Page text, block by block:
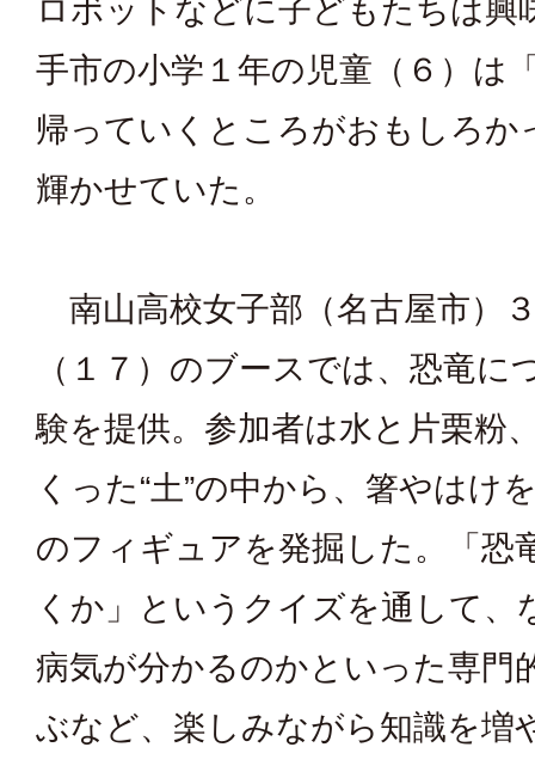
ロボットなどに子どもたちは興
手市の小学１年の児童（６）は
帰っていくところがおもしろか
輝かせていた。
南山高校女子部（名古屋市）
（１７）のブースでは、恐竜に
験を提供。参加者は水と片栗粉
くった“土”の中から、箸やはけ
のフィギュアを発掘した。「恐
くか」というクイズを通して、
病気が分かるのかといった専門
ぶなど、楽しみながら知識を増